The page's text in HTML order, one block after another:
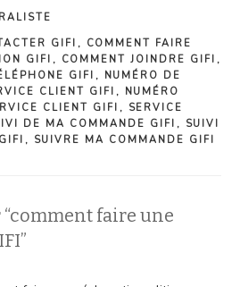
GIFI , COMMENT FAIRE
GIFI , COMMENT JOINDRE GIFI ,
GIFI , NUMÉRO DE
CLIENT GIFI , NUMÉRO
CLIENT GIFI , SERVICE
DE MA COMMANDE GIFI , SUIVI
, SUIVRE MA COMMANDE GIFI
faire une